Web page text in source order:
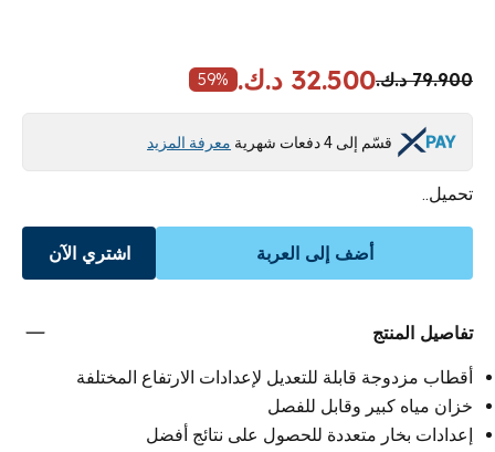
79.900 د.ك. 32.500 د.ك. 59%
قسّم إلى 4 دفعات شهرية معرفة المزيد
تحميل..
أضف إلى العربة اشتري الآن
تفاصيل المنتج
أقطاب مزدوجة قابلة للتعديل لإعدادات الارتفاع المختلفة
خزان مياه كبير وقابل للفصل
إعدادات بخار متعددة للحصول على نتائج أفضل